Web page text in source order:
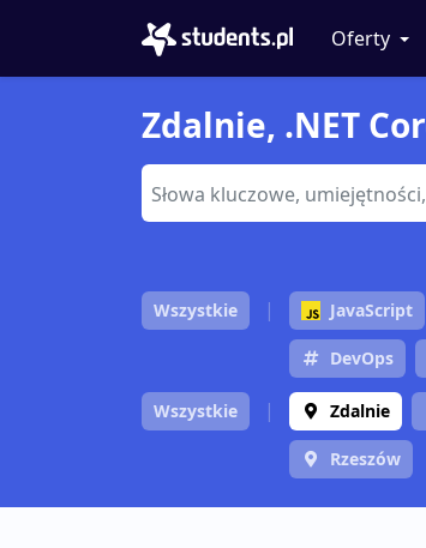
Oferty
Zdalnie, .NET
Wszystkie JavaScript
DevOps
Wszystkie Zdalnie
Rzeszów